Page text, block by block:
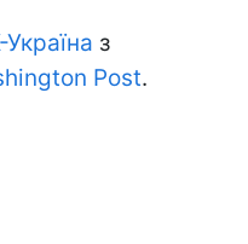
з
Post.